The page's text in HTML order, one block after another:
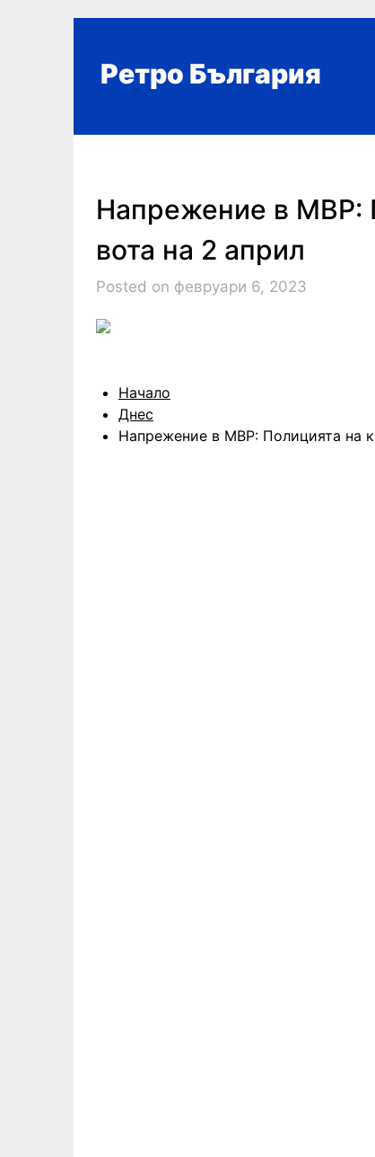
Ретро България
Напрежение в МВР:
вота на 2 април
Posted on февруари 6, 2023
Начало
Днес
Напрежение в МВР: Полицията на